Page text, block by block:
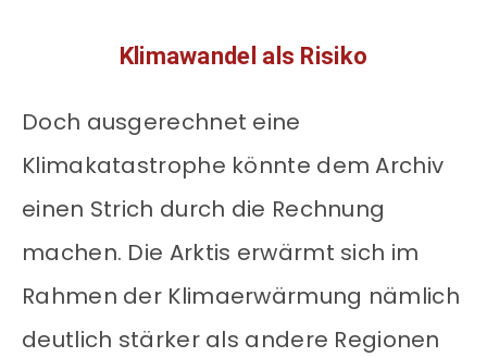
Klimawandel als Risiko
Doch ausgerechnet eine
Klimakatastrophe könnte dem Archiv
einen Strich durch die Rechnung
machen. Die Arktis erwärmt sich im
Rahmen der Klimaerwärmung nämlich
deutlich stärker als andere Regionen